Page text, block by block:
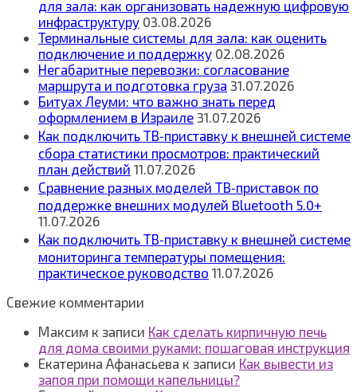
для зала: как организовать надежную цифровую
инфраструктуру 03.08.2026
Терминальные системы для зала: как оценить
подключение и поддержку 02.08.2026
Негабаритные перевозки: согласование
маршрута и подготовка груза 31.07.2026
Битуах Леуми: что важно знать перед
оформлением в Израиле 31.07.2026
Как подключить ТВ‑приставку к внешней системе
сбора статистики просмотров: практический
план действий 11.07.2026
Сравнение разных моделей ТВ‑приставок по
поддержке внешних модулей Bluetooth 5.0+
11.07.2026
Как подключить ТВ‑приставку к внешней системе
мониторинга температуры помещения:
практическое руководство 11.07.2026
Свежие комментарии
Максим к записи Как сделать кирпичную печь
для дома своими руками: пошаговая инструкция
Екатерина Афанасьева к записи Как вывести из
запоя при помощи капельницы?